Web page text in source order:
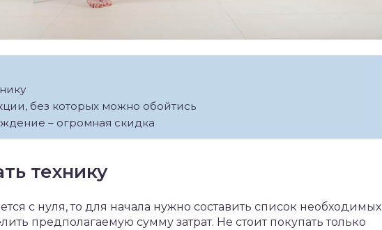
без которых можно обойтись
– огромная скидка
технику
с нуля, то для начала нужно составить список необходимых
предполагаемую сумму затрат. Не стоит покупать только